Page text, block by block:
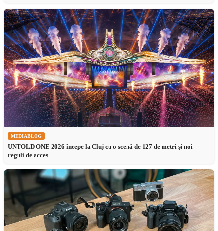
MEDIABLOG
UNTOLD ONE 2026 începe la Cluj cu o scenă de 127 de metri și noi
reguli de acces